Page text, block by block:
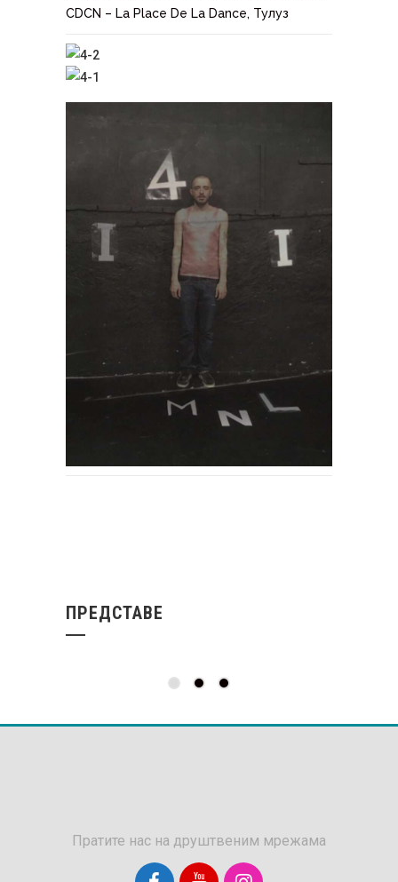
CDCN – La Place De La Dance, Тулуз
ПРЕДСТАВЕ
Пратите нас на друштвеним мрежама